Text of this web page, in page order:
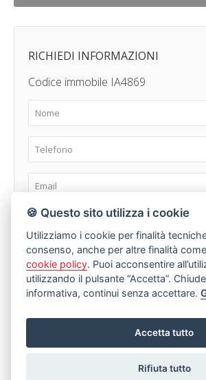
RICHIEDI INFORMAZIONI
Codice immobile IA4869
privacy
🍪 Questo sito utilizza i cookie
Utilizziamo i cookie per finalità
consenso, anche per altre finalità
cookie policy. Puoi acconsentire
utilizzando il pulsante “Accetta”.
informativa, continui senza accettare.
Accetta tutto
Rifiuta tutto